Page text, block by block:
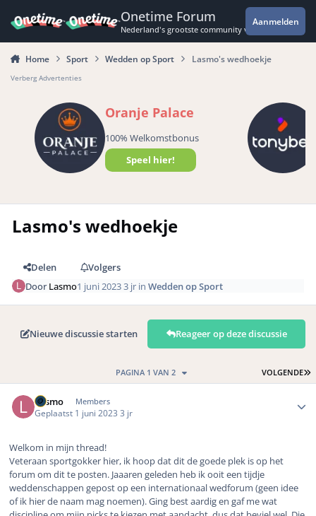
Onetime Forum
Nederland's grootste community voor de
Aanmelden
Home Sport Wedden op Sport Lasmo's wedhoekje
Verberg Advertenties
Oranje Palace
100% Welkomstbonus
Speel hier!
Lasmo's wedhoekje
Delen
Volgers
DoorLasmo1 juni 20233 jr inWedden op Sport
Nieuwe discussie starten Reageer op deze discussie
VOLGENDE
PAGINA 1 VAN 2
Lasmo Members
Geplaatst 1 juni 2023 3 jr
Welkom in mijn thread!
Veteraan sportgokker hier, ik hoop dat dit de goede plek is op het
forum om dit te posten. Jaaaren geleden heb ik ooit een tijdje
weddenschappen gepost op een internationaal wedforum (geen idee
of ik hier de naam mag noemen). Ging best aardig en gaf me wat